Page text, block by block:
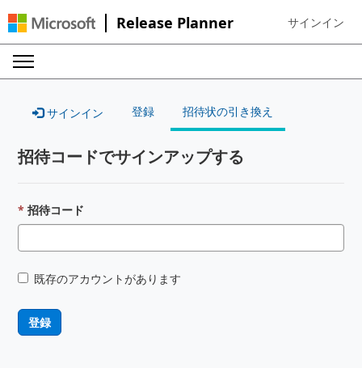
Release Planner Sign in to
サインイン
サインイン 登録 招待状の引き換え
招待コードでサインアップする
招待コード
既存のアカウントがあります
登録